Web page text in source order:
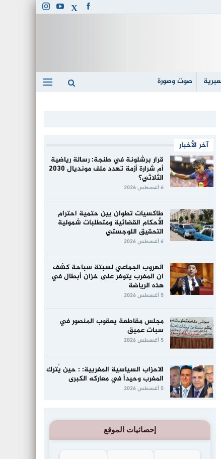
صوت وصورة
آخر الأخبار
قرار برشلونة في طنجة: رسالة رياضية
أم شرارة أزمة تهدد ملف مونديال 2030
الثلاثي؟
6 أغسطس 2026
طاكسيات تطوان بين حتمية احترام
الأحكام القضائية ومتطلبات شمولية
التحقيق اللوجستي
6 أغسطس 2026
الهروب الجماعي لسبتة سباحة كشف
ان المغرب يتوفر على خزان أبطال في
هذه الرياضة
5 أغسطس 2026
مجلس مقاطعة يعقوب المنصور في
سبات عميق
5 أغسطس 2026
الاحزاب السياسية المغربية: : حين يُترك
المغرب وحيداً في معاركه الكبرى
5 أغسطس 2026
إحصائيات الموقع